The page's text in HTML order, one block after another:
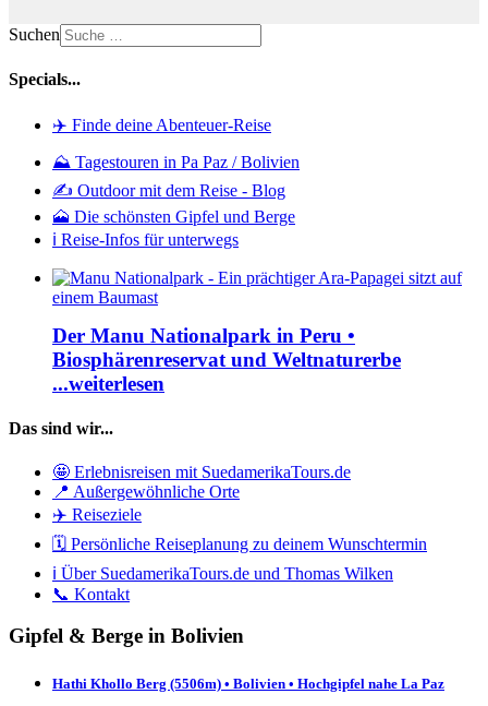
Suchen
Specials...
✈️ Finde deine Abenteuer-Reise
⛰️ Tagestouren in Pa Paz / Bolivien
✍️ Outdoor mit dem Reise - Blog
🗻 Die schönsten Gipfel und Berge
ℹ️ Reise-Infos für unterwegs
Der Manu Nationalpark in Peru •
Biosphärenreservat und Weltnaturerbe
...weiterlesen
Das sind wir...
🤩 Erlebnisreisen mit SuedamerikaTours.de
📍 Außergewöhnliche Orte
✈️ Reiseziele
🗓️ Persönliche Reiseplanung zu deinem Wunschtermin
ℹ️ Über SuedamerikaTours.de und Thomas Wilken
📞 Kontakt
Gipfel & Berge in Bolivien
Hathi Khollo Berg (5506m) • Bolivien • Hochgipfel nahe La Paz